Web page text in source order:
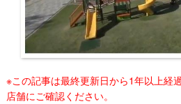
※この記事は最終更新日から1年以上経
店舗にご確認ください。